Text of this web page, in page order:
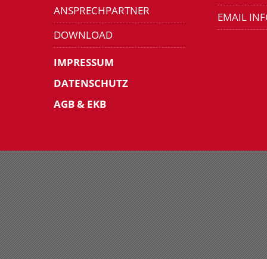
ANSPRECHPARTNER
DOWNLOAD
IMPRESSUM
DATENSCHUTZ
AGB & EKB
EMAIL